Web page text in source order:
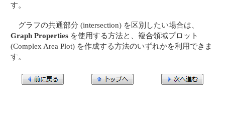
す。
グラフの共通部分 (intersection) を区別したい場合は、
Graph Properties を使用する方法と、複合領域プロット
(Complex Area Plot) を作成する方法のいずれかを利用できま
す。